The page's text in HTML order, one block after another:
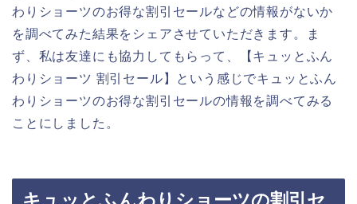
わりショーツのお得な割引セールなどの情報がないか
を調べてみた結果をシェアさせていただきます。ま
ず、私は友達にも協力してもらって、【キュッとふん
わりショーツ 割引セール】という感じでキュッとふん
わりショーツのお得な割引セールの情報を調べてみる
ことにしました。
キュッとふんわりショーツの割引セ